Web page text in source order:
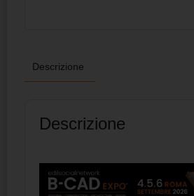
Descrizione
Descrizione